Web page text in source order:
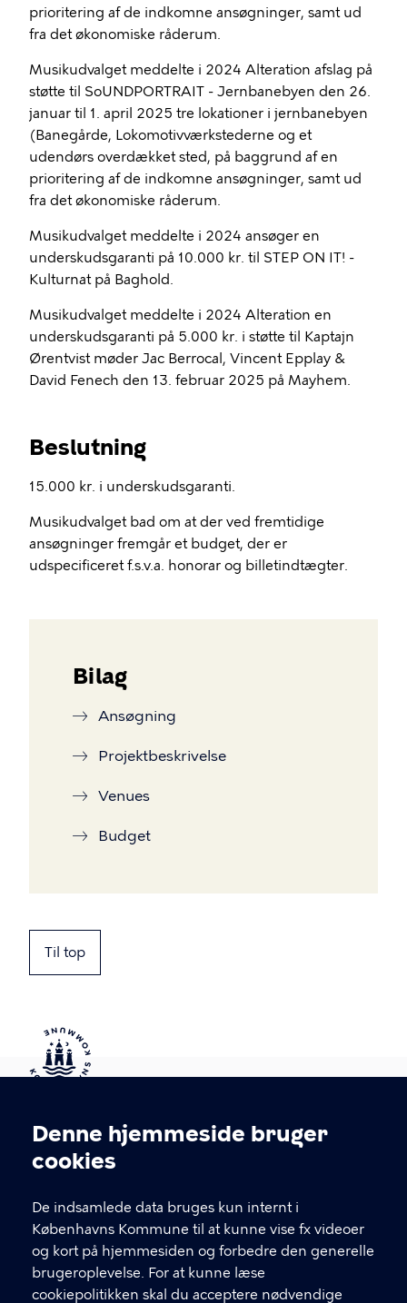
Cookieindstillinger
Denne hjemmeside bruger
cookies
De indsamlede data bruges kun internt i
Københavns Kommune til at kunne vise fx videoer
og kort på hjemmesiden og forbedre den generelle
brugeroplevelse. For at kunne læse
cookiepolitikken skal du acceptere nødvendige
prioritering af de indkomne ansøgninger, samt ud
fra det økonomiske råderum.
Musikudvalget meddelte i 2024 Alteration afslag på
støtte til SoUNDPORTRAIT - Jernbanebyen den 26.
januar til 1. april 2025 tre lokationer i jernbanebyen
(Banegårde, Lokomotivværkstederne og et
udendørs overdækket sted, på baggrund af en
prioritering af de indkomne ansøgninger, samt ud
fra det økonomiske råderum.
Musikudvalget meddelte i 2024 ansøger en
underskudsgaranti på 10.000 kr. til STEP ON IT! -
Kulturnat på Baghold.
Musikudvalget meddelte i 2024 Alteration en
underskudsgaranti på 5.000 kr. i støtte til Kaptajn
Ørentvist møder Jac Berrocal, Vincent Epplay &
David Fenech den 13. februar 2025 på Mayhem.
Beslutning
15.000 kr. i underskudsgaranti.
Musikudvalget bad om at der ved fremtidige
ansøgninger fremgår et budget, der er
udspecificeret f.s.v.a. honorar og billetindtægter.
Bilag
Ansøgning
Projektbeskrivelse
Venues
Budget
Til top
Kontakt Københavns Kommune
T
fFind andre kontakter her
CVR-nummer64942212
GENVEJE